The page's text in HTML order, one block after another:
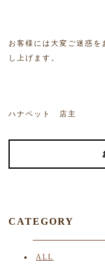
お客様には大変ご迷惑を
し上げます。
ハナペット 店主
CATEGORY
ALL